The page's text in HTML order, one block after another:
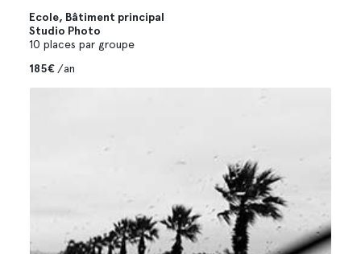
Ecole, Bâtiment principal
Studio Photo
10 places par groupe
185€ /an